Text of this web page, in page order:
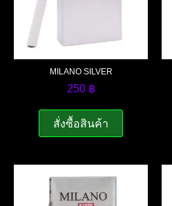
MILANO SILVER
250 ฿
สั่งซื้อสินค้า